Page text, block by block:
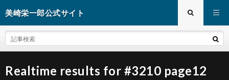
美崎栄一郎公式サイト
Realtime results for #3210 page12